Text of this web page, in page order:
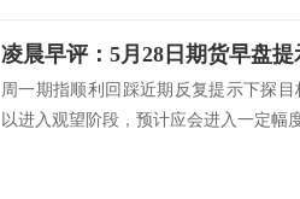
凌晨早评：5月28日期货早盘提
周一期指顺利回踩近期反复提示下探
以进入观望阶段，预计应会进入一定幅